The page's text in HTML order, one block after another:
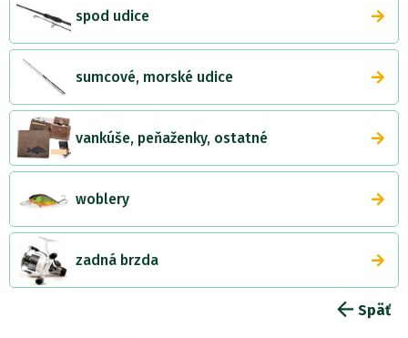
spod udice
sumcové, morské udice
vankúše, peňaženky, ostatné
woblery
zadná brzda
Späť